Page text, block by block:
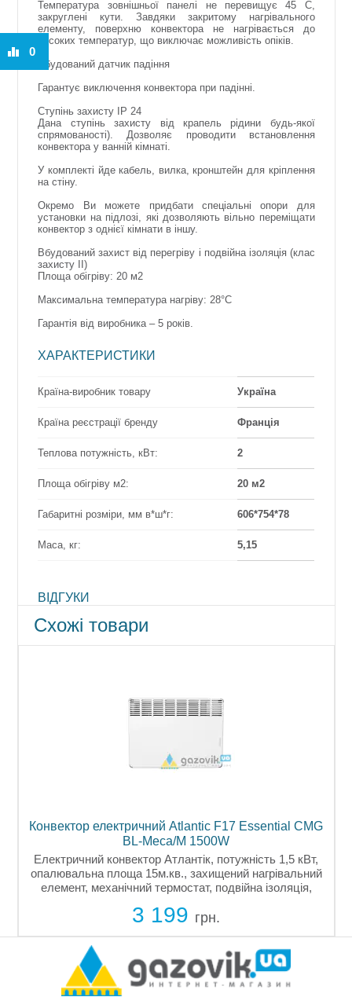
Температура зовнішньої панелі не перевищує 45 С,
закруглені кути. Завдяки закритому нагрівального
елементу, поверхню конвектора не нагрівається до
високих температур, що виключає можливість опіків.
Вбудований датчик падіння
Гарантує виключення конвектора при падінні.
Ступінь захисту IP 24
Дана ступінь захисту від крапель рідини будь-якої
спрямованості). Дозволяє проводити встановлення
конвектора у ванній кімнаті.
У комплекті йде кабель, вилка, кронштейн для кріплення
на стіну.
Окремо Ви можете придбати спеціальні опори для
установки на підлозі, які дозволяють вільно переміщати
конвектор з однієї кімнати в іншу.
Вбудований захист від перегріву і подвійна ізоляція (клас
захисту II)
Площа обігріву: 20 м2
Максимальна температура нагріву: 28°C
Гарантія від виробника – 5 років.
ХАРАКТЕРИСТИКИ
Країна-виробник товару Україна
Країна реєстрації бренду Франція
Теплова потужність, кВт: 2
Площа обігріву м2: 20 м2
Габаритні розміри, мм в*ш*г: 606*754*78
Маса, кг: 5,15
ВІДГУКИ
Схожі товари
Конвектор електричний Atlantic F17 Essential CMG
BL-Meca/M 1500W
Електричний конвектор Атлантік, потужність 1,5 кВт,
опалювальна площа 15м.кв., захищений нагрівальний
елемент, механічний термостат, подвійна ізоляція,
гарантія 2 роки,...
3 199 грн.
0